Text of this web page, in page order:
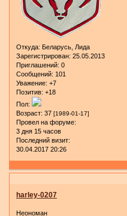
Откуда: Беларусь, Лида
Зарегистрирован: 25.05.2013
Приглашений: 0
Сообщений: 101
Уважение: +7
Позитив: +18
Пол:
Возраст: 37 [1989-01-17]
Провел на форуме:
3 дня 15 часов
Последний визит:
30.04.2017 20:26
harley-0207
Неономан